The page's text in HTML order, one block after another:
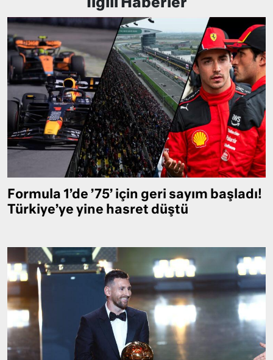
İlgili Haberler
Formula 1’de ’75’ için geri sayım başladı!
Türkiye’ye yine hasret düştü